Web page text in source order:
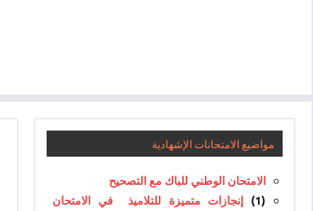
مواضيع الامتحانات الإشهادية
الامتحان الوطني للباك مع التصحيح
(1)
إنجازات متميزة للتلاميذ في الامتحان